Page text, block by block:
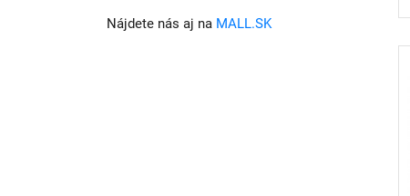
Nájdete nás aj na MALL.SK